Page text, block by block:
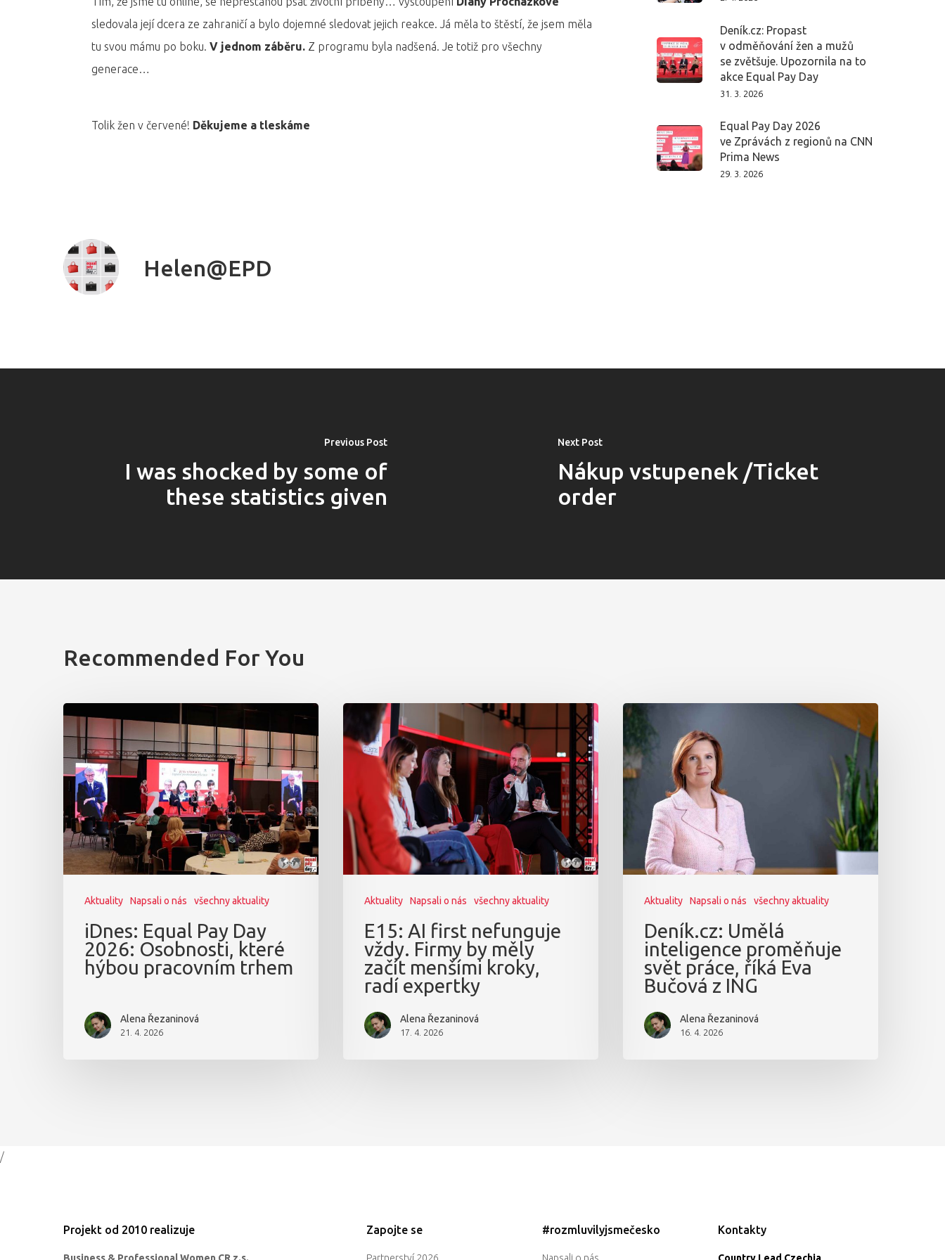
sledovala její dcera ze zahraničí a bylo dojemné sledovat jejich reakce. Já měla to štěstí, že jsem měla
tu svou mámu po boku. V jednom záběru. Z programu byla nadšená. Je totiž pro všechny
generace…
Tolik žen v červené! Děkujeme a tleskáme
Helen@EPD
Deník.cz: Propast
v odměňování žen a mužů
se zvětšuje. Upozornila na to
akce Equal Pay Day
31. 3. 2026
Equal Pay Day 2026
ve Zprávách z regionů na CNN
Prima News
29. 3. 2026
Previous Post
I was shocked by some of
these statistics given
Next Post
Nákup vstupenek /Ticket
order
Recommended For You
Aktuality Napsali o nás všechny aktuality
iDnes: Equal Pay Day
2026: Osobnosti, které
hýbou pracovním trhem
Alena Řezaninová
21. 4. 2026
Aktuality Napsali o nás všechny aktuality
E15: AI first nefunguje
vždy. Firmy by měly
začít menšími kroky,
radí expertky
Alena Řezaninová
17. 4. 2026
Aktuality Napsali o nás všechny aktuality
Deník.cz: Umělá
inteligence proměňuje
svět práce, říká Eva
Bučová z ING
Alena Řezaninová
16. 4. 2026
/
Projekt od 2010 realizuje Zapojte se #rozmluvilyjsmečesko Kontakty